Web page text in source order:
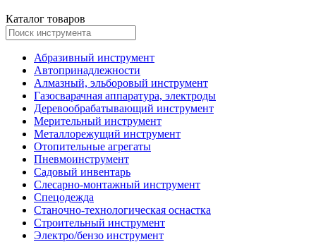
Каталог товаров
Абразивный инструмент
Автопринадлежности
Алмазный, эльборовый инструмент
Газосварачная аппаратура, электроды
Деревообрабатывающий инструмент
Мерительный инструмент
Металлорежущий инструмент
Отопительные агрегаты
Пневмоинструмент
Садовый инвентарь
Слесарно-монтажный инструмент
Спецодежда
Станочно-технологическая оснастка
Строительный инструмент
Электро/бензо инструмент